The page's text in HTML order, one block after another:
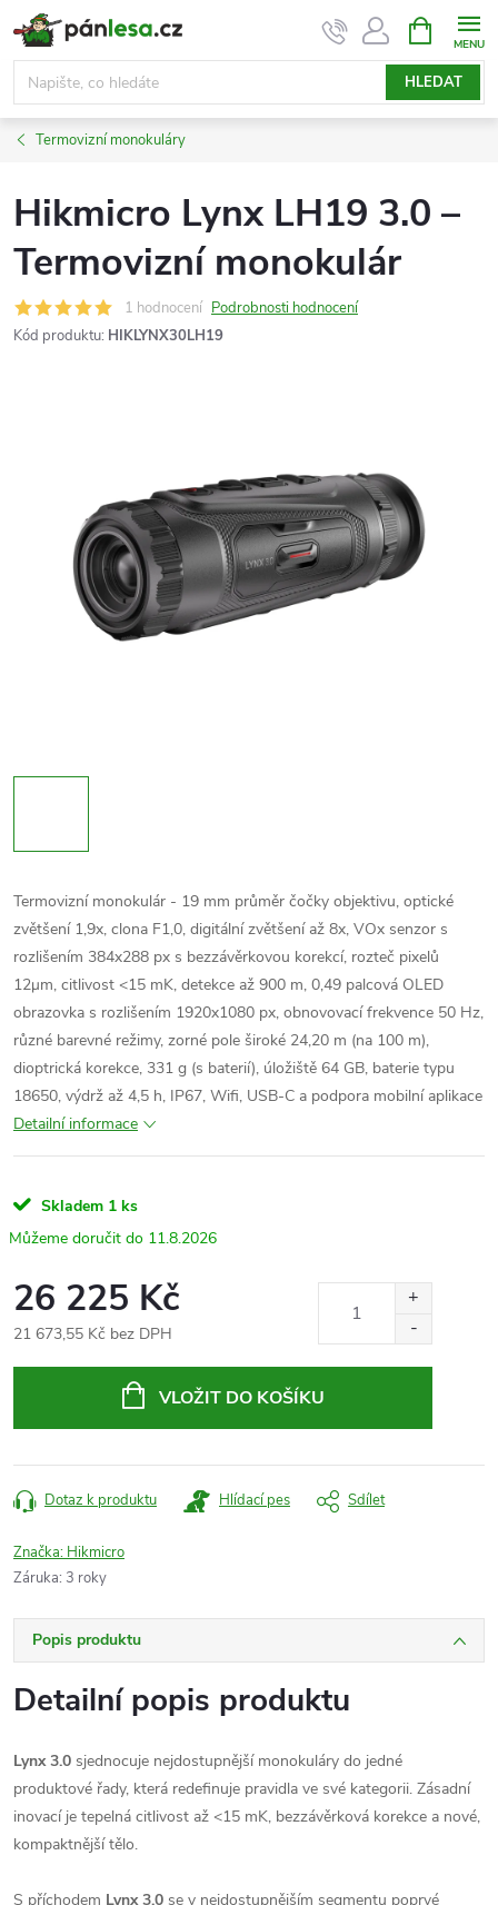
Přejít
na
obsah
HLEDAT
NÁKUPNÍ
KOŠÍK
Termovizní monokuláry
Hikmicro Lynx LH19 3.0 –
Termovizní monokulár
1 hodnocení Podrobnosti hodnocení
Kód produktu: HIKLYNX30LH19
Termovizní monokulár - 19 mm průměr čočky objektivu, optické
zvětšení 1,9x, clona F1,0, digitální zvětšení až 8x, VOx senzor s
rozlišením 384x288 px s bezzávěrkovou korekcí, rozteč pixelů
12μm, citlivost <15 mK, detekce až 900 m, 0,49 palcová OLED
obrazovka s rozlišením 1920x1080 px, obnovovací frekvence 50 Hz,
různé barevné režimy, zorné pole široké 24,20 m (na 100 m),
dioptrická korekce, 331 g (s baterií), úložiště 64 GB, baterie typu
18650, výdrž až 4,5 h, IP67, Wifi, USB-C a podpora mobilní aplikace
Detailní informace
Skladem 1 ks
11.8.2026
26 225 Kč
21 673,55 Kč bez DPH
VLOŽIT DO KOŠÍKU
Dotaz k produktu Hlídací pes Sdílet
Značka: Hikmicro
Záruka: 3 roky
Popis produktu
Detailní popis produktu
Lynx 3.0 sjednocuje nejdostupnější monokuláry do jedné
produktové řady, která redefinuje pravidla ve své kategorii. Zásadní
inovací je tepelná citlivost až <15 mK, bezzávěrková korekce a nové,
kompaktnější tělo.
S příchodem Lynx 3.0 se v nejdostupnějším segmentu poprvé